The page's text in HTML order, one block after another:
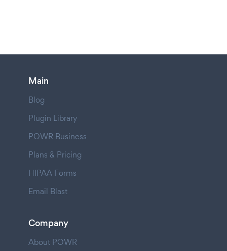
Main
Blog
Plugin Library
POWR Business
Plans & Pricing
HIPAA Forms
Email Blast
Company
About POWR